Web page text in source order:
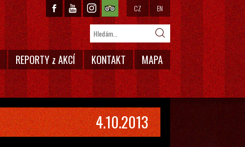
REPORTY z AKCÍ KONTAKT MAPA
CZ EN
4.10.2013